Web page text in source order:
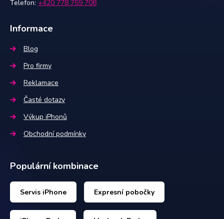
Telefon: +420 778 759 708
Informace
Blog
Pro firmy
Reklamace
Časté dotazy
Výkup iPhonů
Obchodní podmínky
Populární kombinace
Servis iPhone Expresní pobočky